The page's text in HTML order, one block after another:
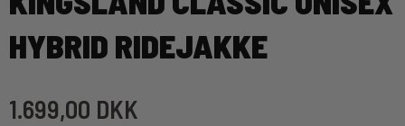
HYBRID RIDEJAKKE
1.699,00 DKK